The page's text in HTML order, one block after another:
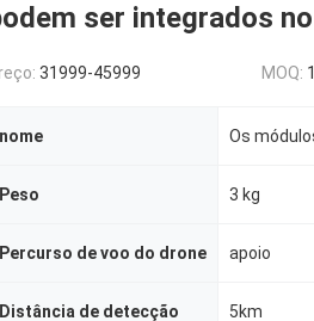
ser integrados
31999-45999 MOQ: 1
nome
Peso 3 kg
Percurso de voo do drone apoio
Distância de detecção 5km